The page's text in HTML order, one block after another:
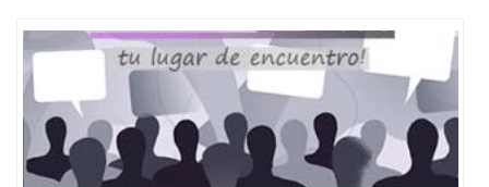
寸大小，纸张材质，防伪技术等等，并在时间收集到
原版实物，以求达到客户的需求。 我们的优势： 我
们在保证合理定价的同时，坚持较高性价比，通过品
质和效率不断优化，为您倾情诠释什么是高性价比。
咨询顾问：Sam q/微信:551190476 Q/微
信:551190476办理毕业证成绩单、教育部认证,录取通
知书，雅思，留学回国证明.